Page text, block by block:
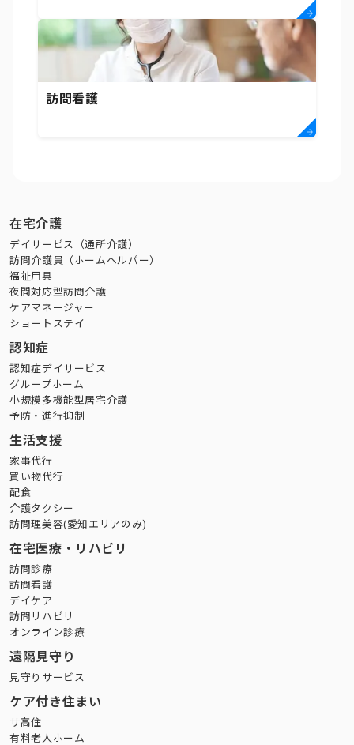
訪問看護
在宅介護
デイサービス（通所介護）
訪問介護員（ホームヘルパー）
福祉用具
夜間対応型訪問介護
ケアマネージャー
ショートステイ
認知症
認知症デイサービス
グループホーム
小規模多機能型居宅介護
予防・進行抑制
生活支援
家事代行
買い物代行
配食
介護タクシー
訪問理美容(愛知エリアのみ)
在宅医療・リハビリ
訪問診療
訪問看護
デイケア
訪問リハビリ
オンライン診療
遠隔見守り
見守りサービス
ケア付き住まい
サ高住
有料老人ホーム